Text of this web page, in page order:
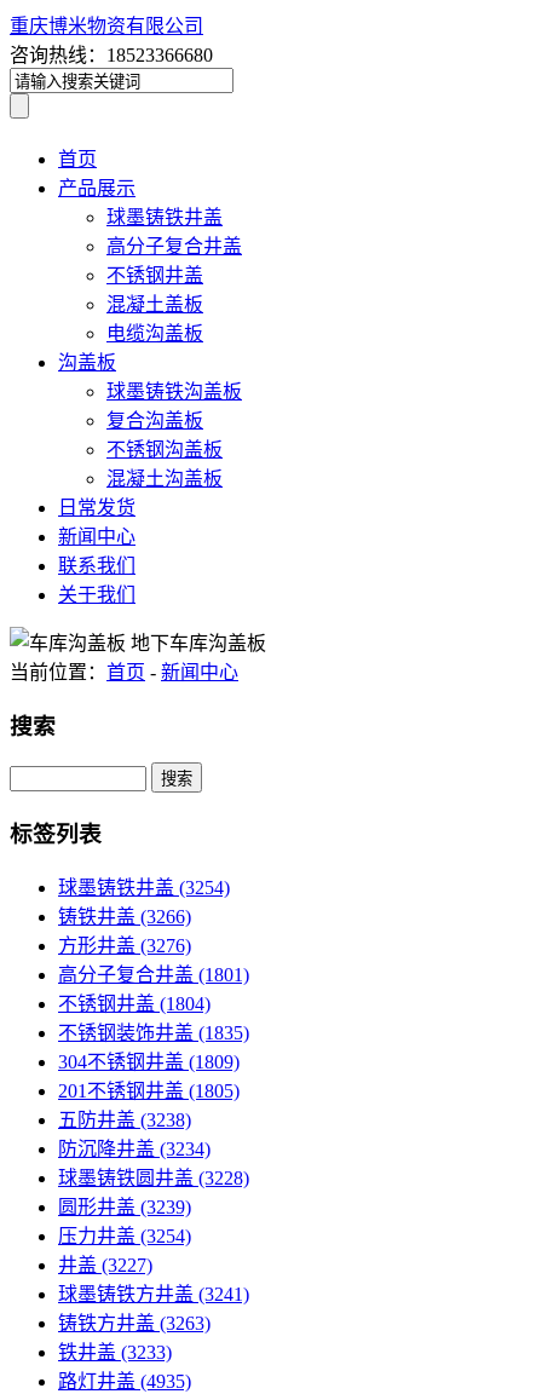
重庆博米物资有限公司
咨询热线：18523366680
首页
产品展示
球墨铸铁井盖
高分子复合井盖
不锈钢井盖
混凝土盖板
电缆沟盖板
沟盖板
球墨铸铁沟盖板
复合沟盖板
不锈钢沟盖板
混凝土沟盖板
日常发货
新闻中心
联系我们
关于我们
当前位置： 首页 - 新闻中心
搜索
Search
标签列表
球墨铸铁井盖 (3254)
铸铁井盖 (3266)
方形井盖 (3276)
高分子复合井盖 (1801)
不锈钢井盖 (1804)
不锈钢装饰井盖 (1835)
304不锈钢井盖 (1809)
201不锈钢井盖 (1805)
五防井盖 (3238)
防沉降井盖 (3234)
球墨铸铁圆井盖 (3228)
圆形井盖 (3239)
压力井盖 (3254)
井盖 (3227)
球墨铸铁方井盖 (3241)
铸铁方井盖 (3263)
铁井盖 (3233)
路灯井盖 (4935)